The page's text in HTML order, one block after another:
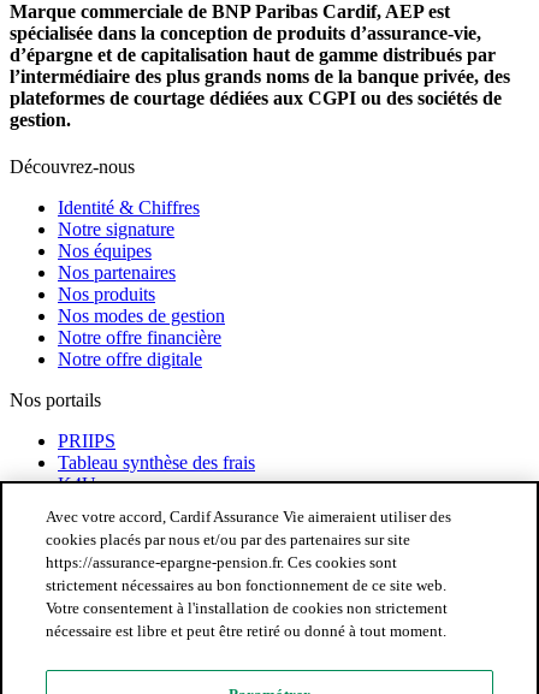
Marque commerciale de BNP Paribas Cardif, AEP est
spécialisée dans la conception de produits d’assurance-vie,
d’épargne et de capitalisation haut de gamme distribués par
l’intermédiaire des plus grands noms de la banque privée, des
plateformes de courtage dédiées aux CGPI ou des sociétés de
gestion.
Découvrez-nous
Identité & Chiffres
Notre signature
Nos équipes
Nos partenaires
Nos produits
Nos modes de gestion
Notre offre financière
Notre offre digitale
Nos portails
PRIIPS
Tableau synthèse des frais
K4U
Aide et contact
Aide et contact
Avec votre accord, Cardif Assurance Vie aimeraient utiliser des
cookies placés par nous et/ou par des partenaires sur site
https://assurance-epargne-pension.fr. Ces cookies sont
strictement nécessaires au bon fonctionnement de ce site web.
Votre consentement à l'installation de cookies non strictement
nécessaire est libre et peut être retiré ou donné à tout moment.